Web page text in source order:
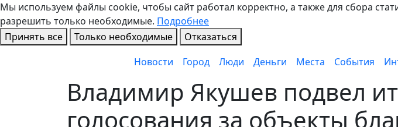
Мы используем файлы cookie, чтобы сайт работал корректно, а также для сбора
разрешить только необходимые. Подробнее
Принять все
Только необходимые
Отказаться
Новости
Город Люди Деньги Места События
Владимир Якушев подвел
голосования за объекты